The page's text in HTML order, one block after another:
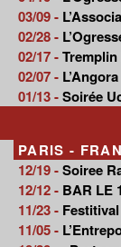
03/09 -
02/28 -
02/17 -
02/07 - L’Angora
01/13 -Soirée
PARIS -
12/19 -Soiree
12/12 - BAR LE
11/23 -
11/05 -